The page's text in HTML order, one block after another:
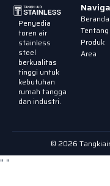
Penyedia
toren air
stainless
steel
berkualitas
tinggi untuk
kebutuhan
rumah tangga
dan industri.
Beranda
Produk
Area
© 2026
" "